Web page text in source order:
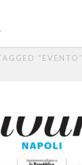
“EVENTO”